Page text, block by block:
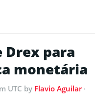
Drex para
monetária
UTC by Flavio Aguilar·